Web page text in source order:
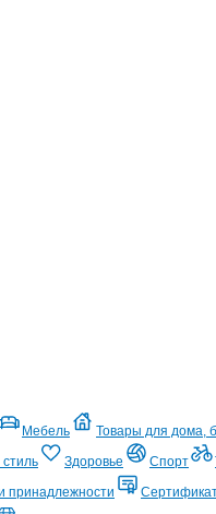
Мебель Товары для дома,
стиль Здоровье Спорт
принадлежности